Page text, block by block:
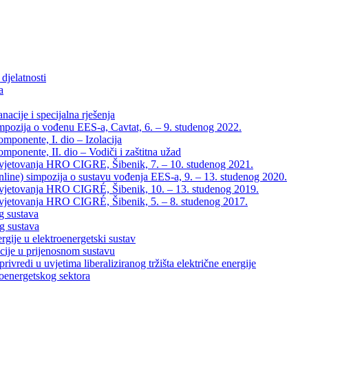
i specijalna rješenja
o vođenu EES-a, Cavtat, 6. – 9. studenog 2022.
I. dio – Izolacija
II. dio – Vodiči i zaštitna užad
HRO CIGRE, Šibenik, 7. – 10. studenog 2021.
simpozija o sustavu vođenja EES-a, 9. – 13. studenog 2020.
HRO CIGRÉ, Šibenik, 10. – 13. studenog 2019.
HRO CIGRÉ, Šibenik, 5. – 8. studenog 2017.
sustava
sustava
u elektroenergetski sustav
u prijenosnom sustavu
u uvjetima liberaliziranog tržišta električne energije
sektora